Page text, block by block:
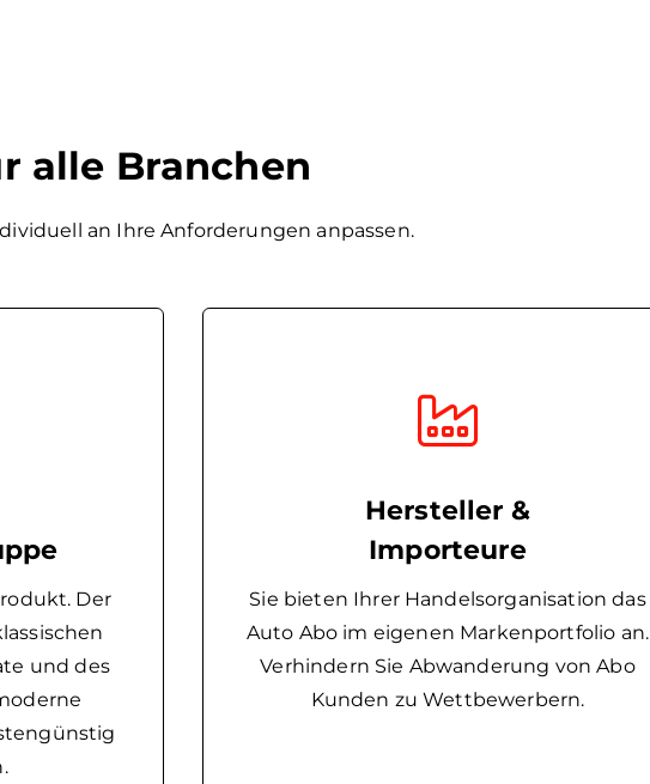
alle Branchen
an Ihre Anforderungen anpassen.
Der
und des
Hersteller &
Importeure
Sie bieten Ihrer Handelsorganisation das
Auto Abo im eigenen Markenportfolio an.
Verhindern Sie Abwanderung von Abo
Kunden zu Wettbewerbern.